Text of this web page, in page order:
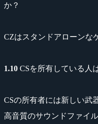
か？
CZはスタンドアローンな
1.10 CSを所有している人
CSの所有者には新しい武
高音質のサウンドファイ